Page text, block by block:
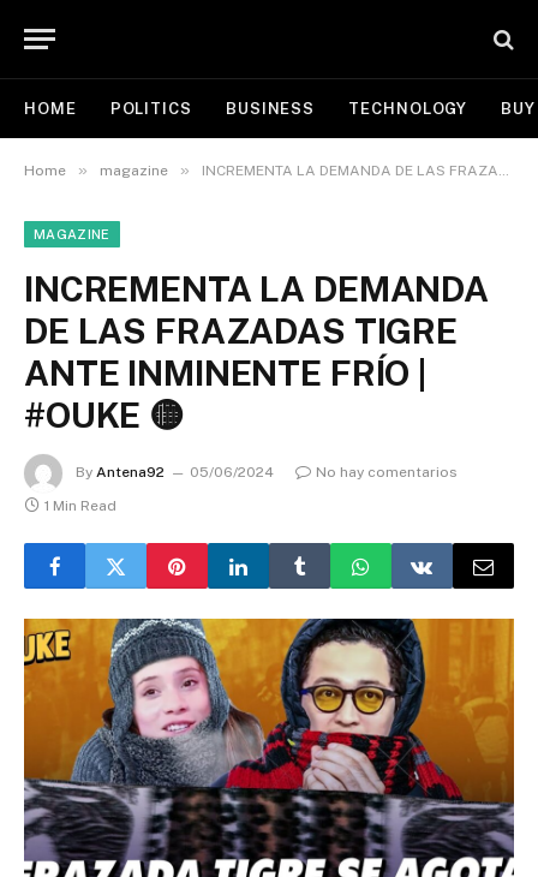
HOME POLITICS BUSINESS TECHNOLOGY
Home » magazine » INCREMENTA LA DEMANDA DE LAS FRAZADAS TIGRE ANTE INMINENTE FRÍO | #OUKE 🟡
MAGAZINE
INCREMENTA LA DEMANDA
DE LAS FRAZADAS TIGRE
ANTE INMINENTE FRÍO |
#OUKE 🟡
By Antena92 05/06/2024
No hay comentarios
1 Min Read